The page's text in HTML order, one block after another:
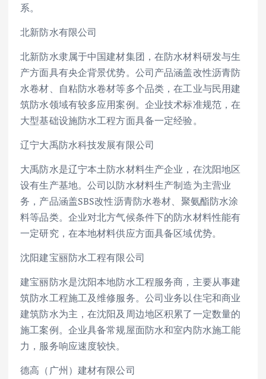
系。
北新防水有限公司
北新防水隶属于中国建材集团，在防水材料研发与生
产方面具有央企背景优势。公司产品涵盖改性沥青防
水卷材、自粘防水卷材等多个品类，在工业与民用建
筑防水领域有较多应用案例。企业技术标准规范，在
大型基础设施防水工程方面具备一定经验。
辽宁大禹防水科技发展有限公司
大禹防水是辽宁本土防水材料生产企业，在沈阳地区
设有生产基地。公司以防水材料生产制造为主营业
务，产品涵盖SBS改性沥青防水卷材、聚氨酯防水涂
料等品类。企业对北方气候条件下的防水材料性能有
一定研究，在本地材料供应方面具备区域优势。
沈阳建宝丽防水工程有限公司
建宝丽防水是沈阳本地防水工程服务商，主要从事建
筑防水工程施工及维修服务。公司业务以住宅和商业
建筑防水为主，在沈阳及周边地区积累了一定数量的
施工案例。企业具备常规屋面防水和室内防水施工能
力，服务响应速度较快。
德高（广州）建材有限公司